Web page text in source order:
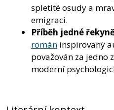
spletité osudy a
emigraci.
Příběh jedné
román inspirovaný
považován za jedno
moderní